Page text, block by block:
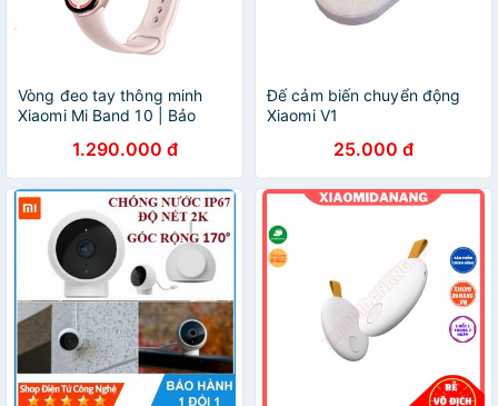
Vòng đeo tay thông minh
Xiaomi Mi Band 10 | Bảo
GiaPhucStore | Hàng Chính
Hãng
1.290.000 đ
Đế cảm biến chuyển động
Xiaomi V1
25.000 đ